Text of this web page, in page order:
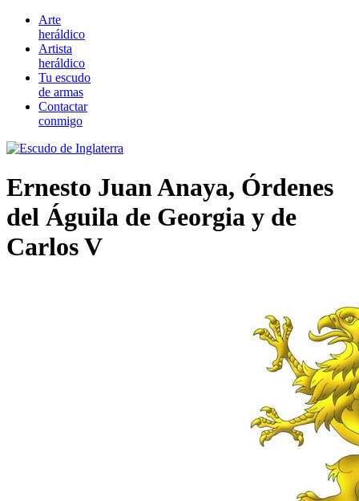
Arte
heráldico
Artista
heráldico
Tu escudo
de armas
Contactar
conmigo
Ernesto Juan Anaya, Órdenes
del Águila de Georgia y de
Carlos V